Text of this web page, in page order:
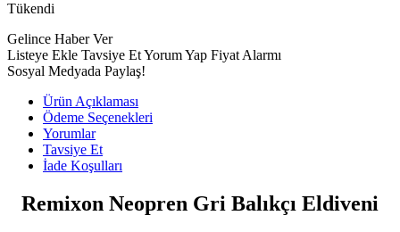
Tükendi
Gelince Haber Ver
Listeye Ekle Tavsiye EtYorum Yap Fiyat Alarmı
Sosyal Medyada Paylaş!
Ürün Açıklaması
Ödeme Seçenekleri
Yorumlar
Tavsiye Et
İade Koşulları
Remixon Neopren Gri Balıkçı Eldiveni